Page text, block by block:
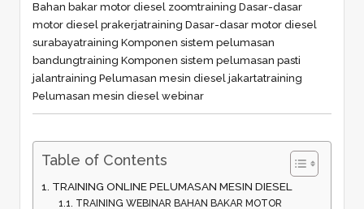
Bahan bakar motor diesel zoomtraining Dasar-dasar
motor diesel prakerjatraining Dasar-dasar motor diesel
surabayatraining Komponen sistem pelumasan
bandungtraining Komponen sistem pelumasan pasti
jalantraining Pelumasan mesin diesel jakartatraining
Pelumasan mesin diesel webinar
Table of Contents
TRAINING ONLINE PELUMASAN MESIN DIESEL
TRAINING WEBINAR BAHAN BAKAR MOTOR